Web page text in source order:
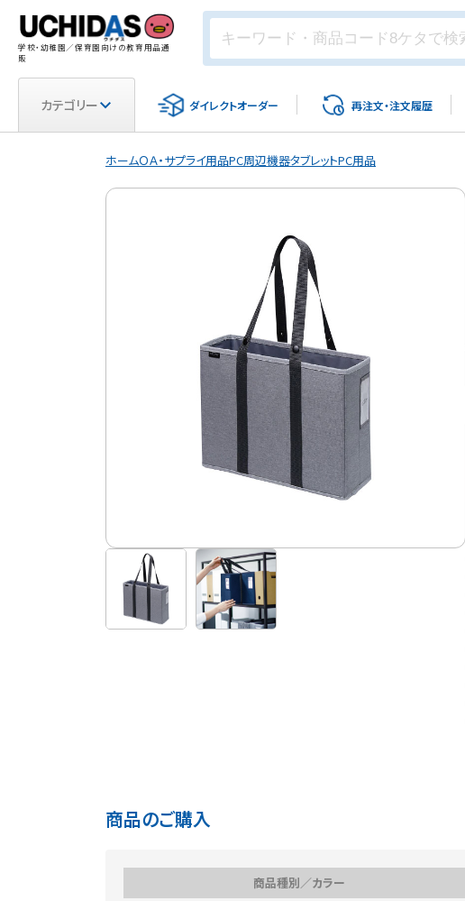
学校・幼稚園／保育園向けの教育用品通
販
カテゴリー ダイレクトオーダー 再注文・注文履歴
ホームＯＡ・サプライ用品PC周辺機器タブレットPC用品
商品のご購入
商品種別／カラー